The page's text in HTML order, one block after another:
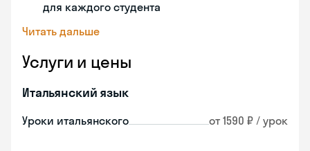
для каждого студента
Читать дальше
Услуги и цены
Итальянский язык
Уроки итальянского от 1590 ₽ / урок